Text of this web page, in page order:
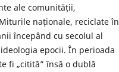
ale comunității,
naționale, reciclate în
începând cu secolul al
epocii. În perioada
fi „citită” însă o dublă